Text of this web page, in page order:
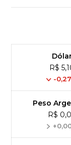
R$
-
Peso
R$